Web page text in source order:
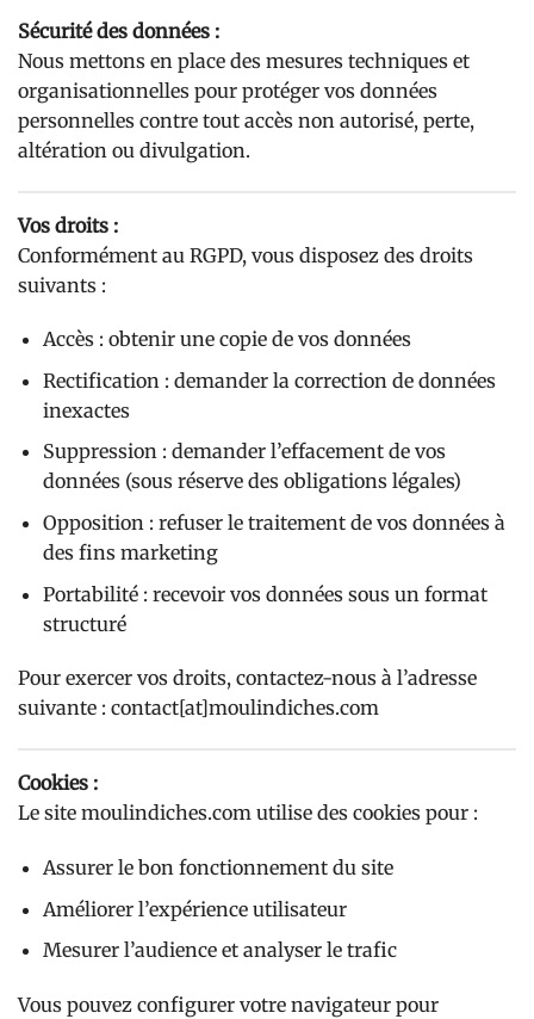
Sécurité des données :
Nous mettons en place des mesures techniques et
organisationnelles pour protéger vos données
personnelles contre tout accès non autorisé, perte,
altération ou divulgation.
Vos droits :
Conformément au RGPD, vous disposez des droits
suivants :
Accès : obtenir une copie de vos données
Rectification : demander la correction de données
inexactes
Suppression : demander l’effacement de vos
données (sous réserve des obligations légales)
Opposition : refuser le traitement de vos données à
des fins marketing
Portabilité : recevoir vos données sous un format
structuré
Pour exercer vos droits, contactez-nous à l’adresse
suivante : contact[at]moulindiches.com
Cookies :
Le site moulindiches.com utilise des cookies pour :
Assurer le bon fonctionnement du site
Améliorer l’expérience utilisateur
Mesurer l’audience et analyser le trafic
Vous pouvez configurer votre navigateur pour